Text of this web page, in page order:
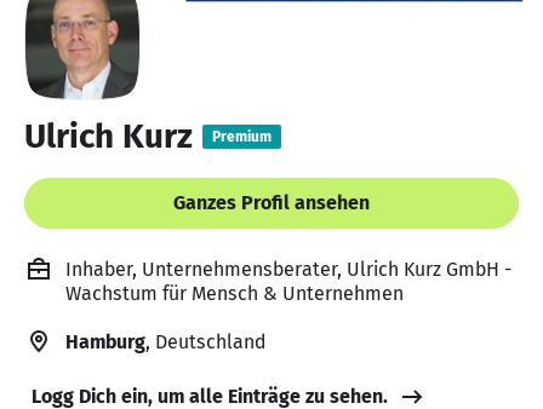
Ulrich Kurz Premium
Ganzes Profil ansehen
Inhaber, Unternehmensberater, Ulrich Kurz GmbH -
Wachstum für Mensch & Unternehmen
Hamburg, Deutschland
Logg Dich ein, um alle Einträge zu sehen.